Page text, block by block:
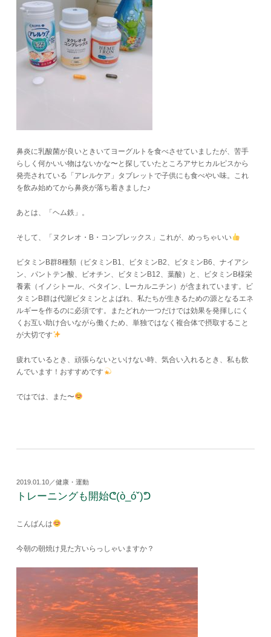
鼻炎に乳酸菌が良いときいてヨーグルトを食べさせていましたが、苦手
らしく何かいい物はないかな〜と探していたところアサヒカルピスから
発売されている「アレルケア」タブレットで子供にも食べやい味。これ
を飲み始めてから鼻炎が落ち着きました♪
あとは、「ヘム鉄」。
そして、「ヌクレオ・B・コンプレックス」これが、めっちゃいい
ビタミンB群8種類（ビタミンB1、ビタミンB2、ビタミンB6、ナイアシ
ン、パントテン酸、ビオチン、ビタミンB12、葉酸）と、ビタミンB様栄
養素（イノシトール、ベタイン、Lーカルニチン）が含まれています。ビ
タミンB群は代謝ビタミンとよばれ、私たちが生きるための源となるエネ
ルギーを作るのに必須です。またどれか一つだけでは効果を発揮しにく
くお互い助け合いながら働くため、単独ではなく複合体で摂取すること
が大切です
疲れているとき、頑張らないといけない時、気合い入れるとき、私も飲
んでいます！おすすめです
ではでは、また〜
2019.01.10／健康・運動
トレーニングも開始ᕦ(ò_óˇ)ᕤ
こんばんは
今朝の朝焼け見た方いらっしゃいますか？